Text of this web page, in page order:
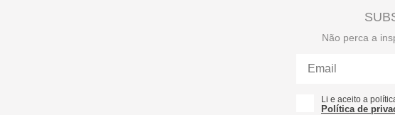
Não perca a
Li e aceito a
Política de